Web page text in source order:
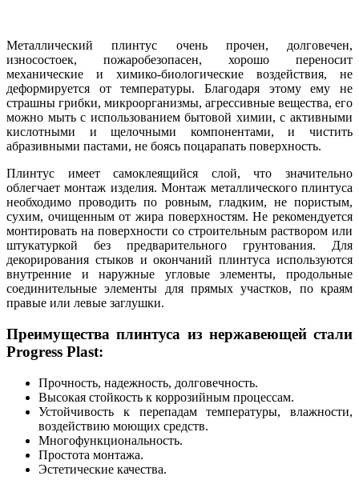
Металлический плинтус очень прочен, долговечен,
износостоек, пожаробезопасен, хорошо переносит
механические и химико-биологические воздействия, не
деформируется от температуры. Благодаря этому ему не
страшны грибки, микроорганизмы, агрессивные вещества, его
можно мыть с использованием бытовой химии, с активными
кислотными и щелочными компонентами, и чистить
абразивными пастами, не боясь поцарапать поверхность.
Плинтус имеет самоклеящийся слой, что значительно
облегчает монтаж изделия. Монтаж металлического плинтуса
необходимо проводить по ровным, гладким, не пористым,
сухим, очищенным от жира поверхностям. Не рекомендуется
монтировать на поверхности со строительным раствором или
штукатуркой без предварительного грунтования. Для
декорирования стыков и окончаний плинтуса используются
внутренние и наружные угловые элементы, продольные
соединительные элементы для прямых участков, по краям
правые или левые заглушки.
Преимущества плинтуса из нержавеющей стали
Progress Plast:
Прочность, надежность, долговечность.
Высокая стойкость к коррозийным процессам.
Устойчивость к перепадам температуры, влажности,
воздействию моющих средств.
Многофункциональность.
Простота монтажа.
Эстетические качества.